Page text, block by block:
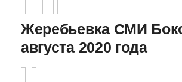
Жеребьевка СМИ
августа 2020 года